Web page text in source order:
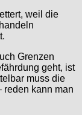
weil die
Grenzen
geht, ist
muss die
reden kann man